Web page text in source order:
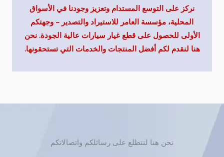
نركز على التوسع المستدام وتعزيز وجودنا في الأسواق
المحلية، مؤسسة العامر للاستيراد والتصدير – وجهتكم
الأولى للحصول على قطع غيار سيارات عالية الجودة. نحن
هنا لنقدم لكم أفضل المنتجات والخدمات التي تستحقونها.
نحن هنا لنتطلع على رسائلكم واتصالاتكم